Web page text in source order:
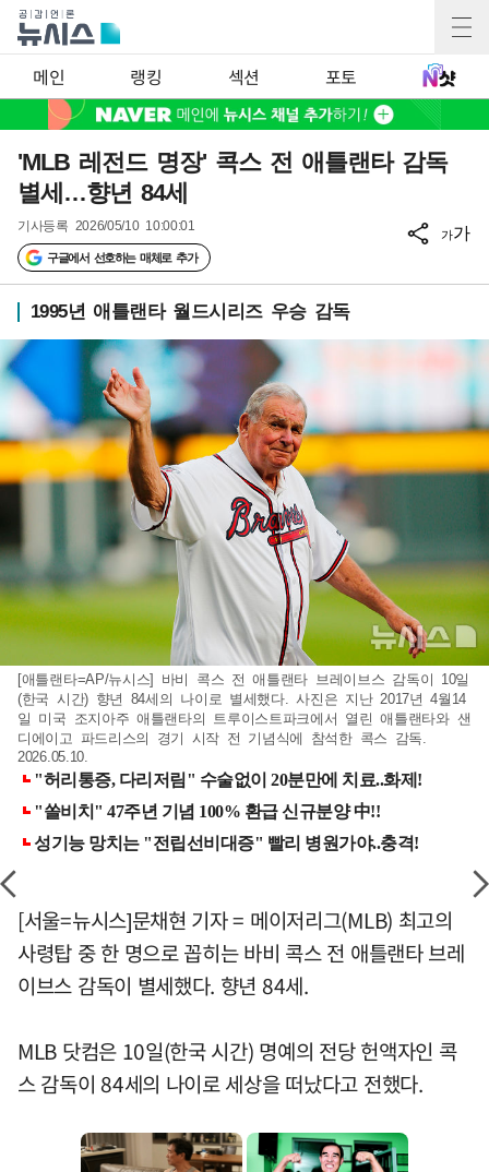
메인 랭킹 섹션 포토
'MLB 레전드 명장' 콕스 전 애틀랜타 감독
별세…향년 84세
기사등록 2026/05/10 10:00:01
구글에서 선호하는 매체로 추가
가가
1995년 애틀랜타 월드시리즈 우승 감독
[애틀랜타=AP/뉴시스] 바비 콕스 전 애틀랜타 브레이브스 감독이 10일
(한국 시간) 향년 84세의 나이로 별세했다. 사진은 지난 2017년 4월14
일 미국 조지아주 애틀랜타의 트루이스트파크에서 열린 애틀랜타와 샌
디에이고 파드리스의 경기 시작 전 기념식에 참석한 콕스 감독.
2026.05.10.
[서울=뉴시스]문채현 기자 = 메이저리그(MLB) 최고의
사령탑 중 한 명으로 꼽히는 바비 콕스 전 애틀랜타 브레
이브스 감독이 별세했다. 향년 84세.
MLB 닷컴은 10일(한국 시간) 명예의 전당 헌액자인 콕
스 감독이 84세의 나이로 세상을 떠났다고 전했다.